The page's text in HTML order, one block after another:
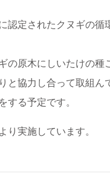
認定されたクヌギの
原木にしいたけの種
協力し合って取組ん
する予定です。
実施しています。